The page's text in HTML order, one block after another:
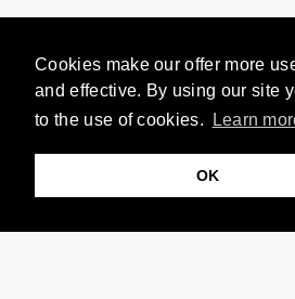
Cookies make our offer more
and effective. By using our site
to the use of cookies.
Learn
OK